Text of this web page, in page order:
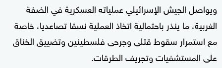
ويواصل الجيش الإسرائيلي عملياته العسكرية في الضفة
الغربية، ما ينذر باحتمالية اتخاذ العملية نسقا تصاعديا، خاصة
مع استمرار سقوط قتلى وجرحى فلسطينين وتضييق الخناق
على المستشفيات وتجريف الطرقات.